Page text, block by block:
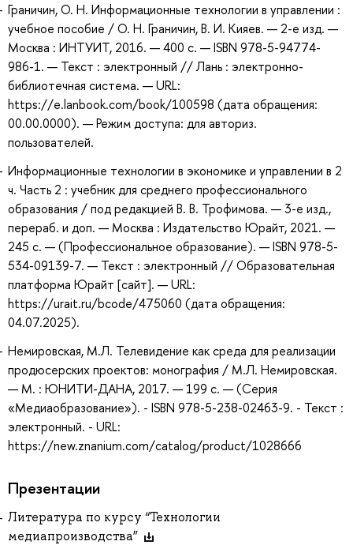
Граничин, О. Н. Информационные технологии в управлении :
учебное пособие / О. Н. Граничин, В. И. Кияев. — 2-е изд. —
Москва : ИНТУИТ, 2016. — 400 с. — ISBN 978-5-94774-
986-1. — Текст : электронный // Лань : электронно-
библиотечная система. — URL:
https://e.lanbook.com/book/100598 (дата обращения:
00.00.0000). — Режим доступа: для авториз.
пользователей.
Информационные технологии в экономике и управлении в 2
ч. Часть 2 : учебник для среднего профессионального
образования / под редакцией В. В. Трофимова. — 3-е изд.,
перераб. и доп. — Москва : Издательство Юрайт, 2021. —
245 с. — (Профессиональное образование). — ISBN 978-5-
534-09139-7. — Текст : электронный // Образовательная
платформа Юрайт [сайт]. — URL:
https://urait.ru/bcode/475060 (дата обращения:
04.07.2025).
Немировская, М.Л. Телевидение как среда для реализации
продюсерских проектов: монография / М.Л. Немировская.
— М. : ЮНИТИ-ДАНА, 2017. — 199 с. — (Серия
«Медиаобразование»). - ISBN 978-5-238-02463-9. - Текст :
электронный. - URL:
https://new.znanium.com/catalog/product/1028666
Презентации
Литература по курсу “Технологии
медиапроизводства”